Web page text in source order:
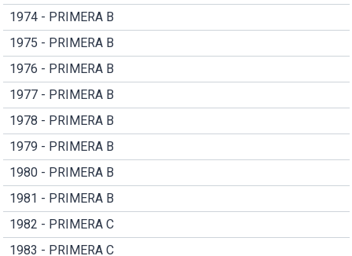
1974 - PRIMERA B
1975 - PRIMERA B
1976 - PRIMERA B
1977 - PRIMERA B
1978 - PRIMERA B
1979 - PRIMERA B
1980 - PRIMERA B
1981 - PRIMERA B
1982 - PRIMERA C
1983 - PRIMERA C